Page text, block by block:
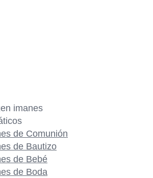
imanes
de Comunión
de Bautizo
de Bebé
de Boda